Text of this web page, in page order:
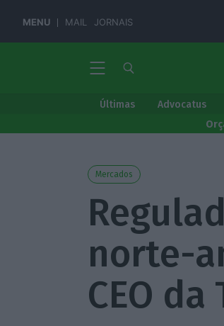
MENU MAIL JORNAIS
Últimas Advocatus
Mercados
norte-
CEO